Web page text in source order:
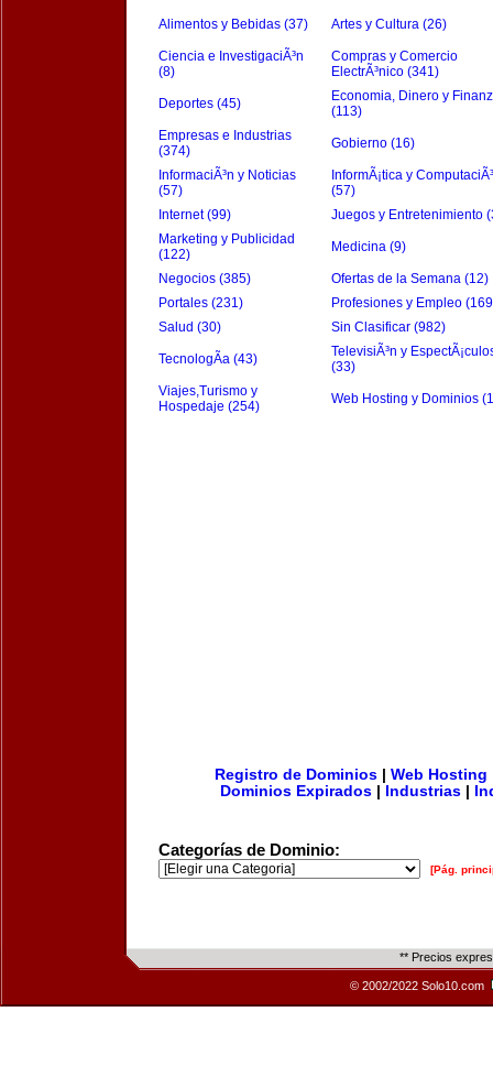
Alimentos y Bebidas (37) Artes y Cultura (26)
Ciencia e InvestigaciÃ³n
(8)
Compras y Comercio
ElectrÃ³nico (341)
Deportes (45)
Economia, Dinero y
(113)
Empresas e Industrias
(374)
Gobierno (16)
InformaciÃ³n y Noticias
(57)
InformÃ¡tica y
(57)
Internet (99)
Juegos y Entretenimiento
Marketing y Publicidad
(122)
Medicina (9)
Negocios (385)
Ofertas de la Semana (12)
Portales (231)
Profesiones y Empleo
Salud (30)
Sin Clasificar (982)
TecnologÃ­a (43)
TelevisiÃ³n y
(33)
Viajes,Turismo y
Hospedaje (254)
Web Hosting y Dominios
Registro de Dominios| Web Hosting
Dominios Expirados
Industrias
Categorías de Dominio:
[Pág.
** Precios
© 2002/2022 Solo10.com